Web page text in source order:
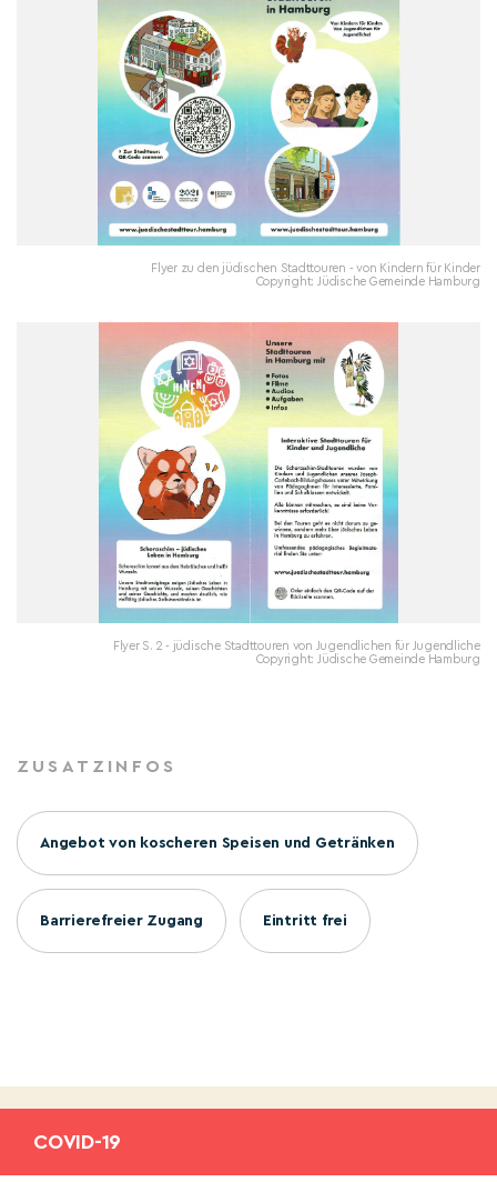
Flyer zu den jüdischen Stadttouren - von Kindern für Kinder
Copyright: Jüdische Gemeinde Hamburg
Flyer S. 2 - jüdische Stadttouren von Jugendlichen für Jugendliche
Copyright: Jüdische Gemeinde Hamburg
ZUSATZINFOS
Angebot von koscheren Speisen und Getränken
Barrierefreier Zugang Eintritt frei
COVID-19